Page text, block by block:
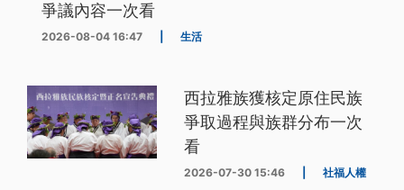
爭議內容一次看
2026-08-04 16:47 生活
西拉雅族獲核定原住民族
爭取過程與族群分布一次
看
2026-07-30 15:46 社福人權